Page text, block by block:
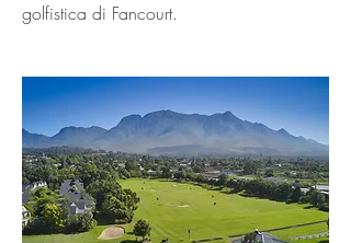
golfistica di Fancourt.